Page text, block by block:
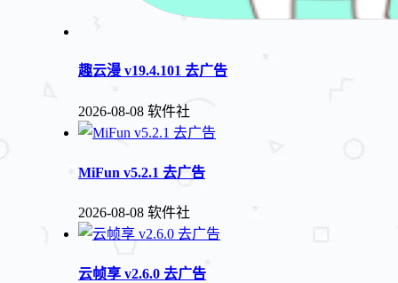
趣云漫 v19.4.101 去广告
2026-08-08 软件社
MiFun v5.2.1 去广告
2026-08-08 软件社
云帧享 v2.6.0 去广告